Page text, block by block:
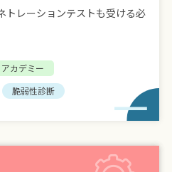
トレーションテストも受ける必
カデミー
脆弱性診断